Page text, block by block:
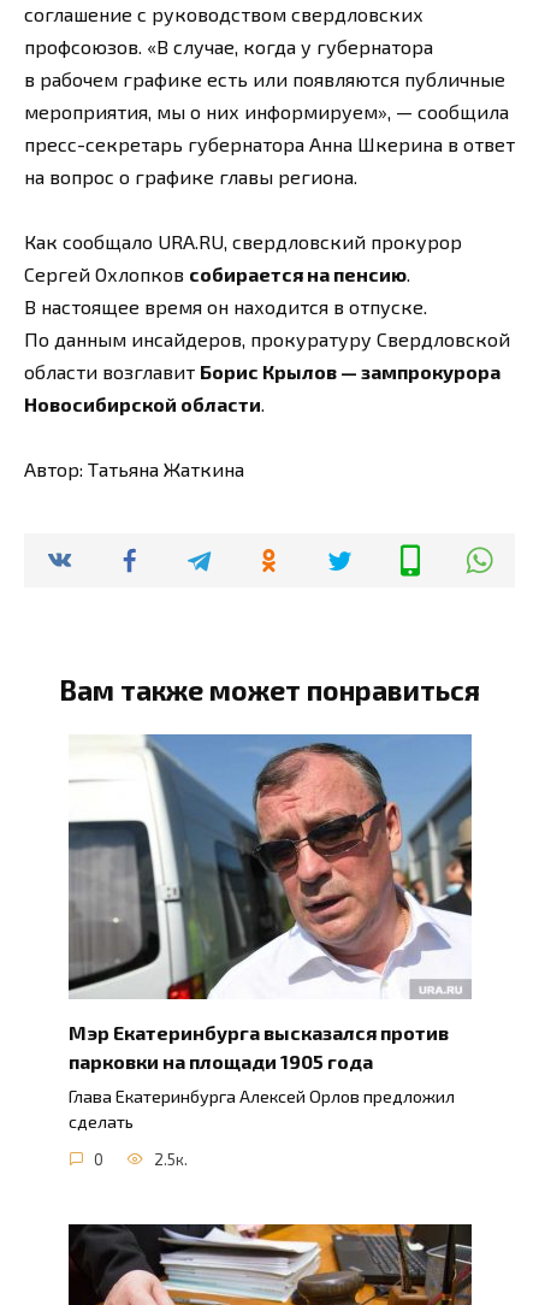
соглашение с руководством свердловских
профсоюзов. «В случае, когда у губернатора
в рабочем графике есть или появляются публичные
мероприятия, мы о них информируем», — сообщила
пресс-секретарь губернатора Анна Шкерина в ответ
на вопрос о графике главы региона.
Как сообщало URA.RU, свердловский прокурор
Сергей Охлопков собирается на пенсию.
В настоящее время он находится в отпуске.
По данным инсайдеров, прокуратуру Свердловской
области возглавит Борис Крылов — зампрокурора
Новосибирской области.
Автор: Татьяна Жаткина
Вам также может понравиться
Мэр Екатеринбурга высказался против
парковки на площади 1905 года
Глава Екатеринбурга Алексей Орлов предложил
сделать
0 2.5к.